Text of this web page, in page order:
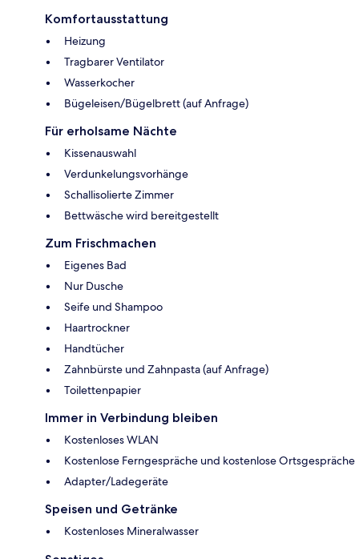
Komfortausstattung
Heizung
Tragbarer Ventilator
Wasserkocher
Bügeleisen/Bügelbrett (auf Anfrage)
Für erholsame Nächte
Kissenauswahl
Verdunkelungsvorhänge
Schallisolierte Zimmer
Bettwäsche wird bereitgestellt
Zum Frischmachen
Eigenes Bad
Nur Dusche
Seife und Shampoo
Haartrockner
Handtücher
Zahnbürste und Zahnpasta (auf Anfrage)
Toilettenpapier
Immer in Verbindung bleiben
Kostenloses WLAN
Kostenlose Ferngespräche und kostenlose Ortsgespräche
Adapter/Ladegeräte
Speisen und Getränke
Kostenloses Mineralwasser